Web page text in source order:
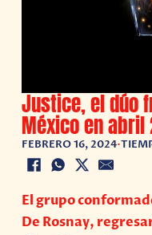
Justice, el dúo
México en abril
FEBRERO 16, 2024•
El grupo
De Rosnay,